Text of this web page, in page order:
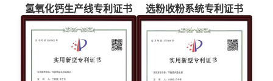
氢氧化钙生产线专利证书 选粉收粉系统专利证书